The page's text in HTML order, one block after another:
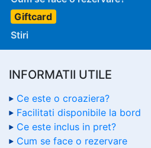
Giftcard
Stiri
INFORMATII UTILE
Ce este o croaziera?
Facilitati disponibile la bord
Ce este inclus in pret?
Cum se face o rezervare